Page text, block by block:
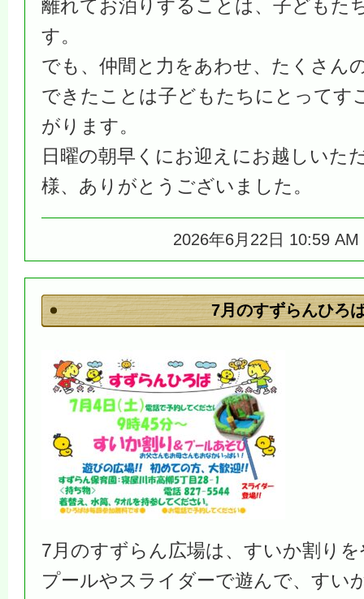
離れてお泊りすることは、子どもた
す。
でも、仲間と力をあわせ、たくさん
できたことは子どもたちにとってす
がります。
日曜の朝早くにお迎えにお越しいた
様、ありがとうございました。
2026年6月22日 10:59
7月のすずらんひろ
7月のすずらん広場は、すいか割り
プールやスライダーで遊んで、すい